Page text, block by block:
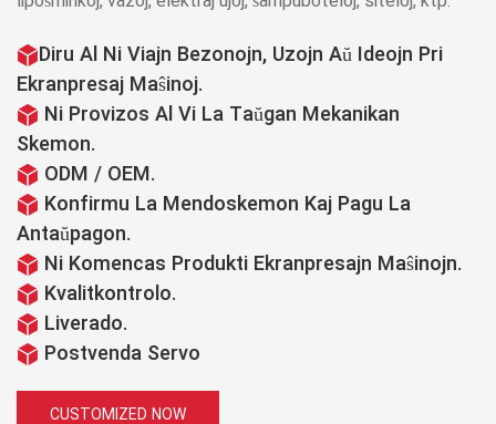
Diru Al Ni Viajn Bezonojn, Uzojn Aŭ Ideojn Pri
Ekranpresaj Maŝinoj.
Ni Provizos Al Vi La Taŭgan Mekanikan
Skemon.
ODM / OEM.
Konfirmu La Mendoskemon Kaj Pagu La
Antaŭpagon.
Ni Komencas Produkti Ekranpresajn Maŝinojn.
Kvalitkontrolo.
Liverado.
Postvenda Servo
CUSTOMIZED NOW